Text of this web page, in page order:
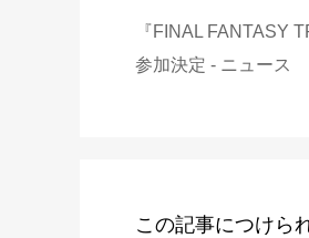
『FINAL FANTASY
参加決定 - ニュース
この記事につけら